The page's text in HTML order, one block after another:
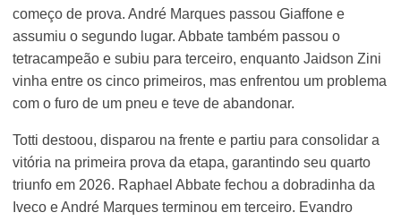
começo de prova. André Marques passou Giaffone e
assumiu o segundo lugar. Abbate também passou o
tetracampeão e subiu para terceiro, enquanto Jaidson Zini
vinha entre os cinco primeiros, mas enfrentou um problema
com o furo de um pneu e teve de abandonar.
Totti destoou, disparou na frente e partiu para consolidar a
vitória na primeira prova da etapa, garantindo seu quarto
triunfo em 2026. Raphael Abbate fechou a dobradinha da
Iveco e André Marques terminou em terceiro. Evandro